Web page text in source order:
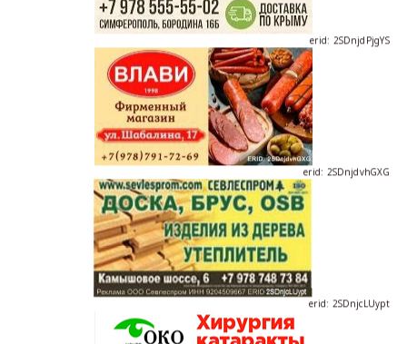
erid: 2SDnjdvhGXG
erid: 2SDnjcLUypt